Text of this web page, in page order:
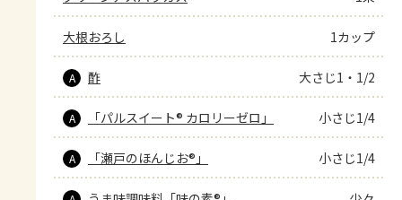
大根おろし 1カップ
A 酢 大さじ1・1/2
A 「パルスイート® カロリーゼロ」 小さじ1/4
A 「瀬戸のほんじお®」 小さじ1/4